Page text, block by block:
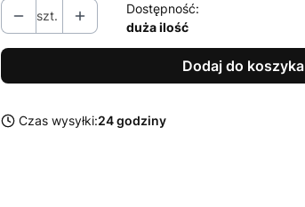
szt.
Dostępność:
duża ilość
Dodaj do koszyka
Czas wysyłki:24 godziny